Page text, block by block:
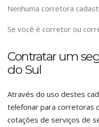
Nenhuma corretora
Se você é corretor ou
Contratar um
do Sul
Através do uso destes
telefonar para corretoras
cotações de serviços de